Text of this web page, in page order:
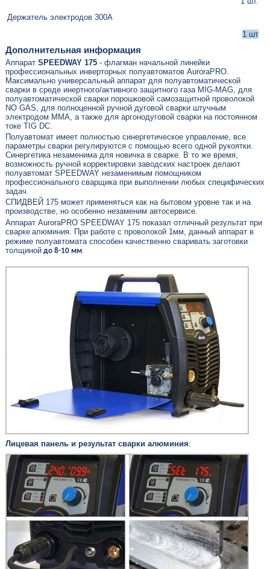
Держатель электродов 300А
1 шт
Дополнительная информация
Аппарат SPEEDWAY 175- флагман начальной линейки
профессиональных инверторных полуавтоматов AuroraPRO.
Максимально универсальный аппарат для полуавтоматической
сварки в среде инертного/активного защитного газа MIG-MAG, для
полуавтоматической сварки порошковой самозащитной проволокой
NO GAS, для полноценной ручной дуговой сварки штучным
электродом MMA, а также для аргонодуговой сварки на постоянном
токе TIG DC.
Полуавтомат имеет полностью синергетическое управление, все
параметры сварки регулируются с помощью всего одной рукоятки.
Синергетика незаменима для новичка в сварке. В то же время,
возможность ручной корректировки заводских настроек делают
полуавтомат SPEEDWAY незаменимым помощником
профессионального сварщика при выполнении любых специфических
задач.
СПИДВЕЙ 175 может применяться как на бытовом уровне так и на
производстве, но особенно незаменим автосервисе.
Аппарат AuroraPRO SPEEDWAY 175 показал отличный результат при
сварке алюминия. При работе с проволокой 1мм, данный аппарат в
режиме полуавтомата способен качественно сваривать заготовки
толщиной до 8-10 мм.
Лицевая панель и результат сварки алюминия: